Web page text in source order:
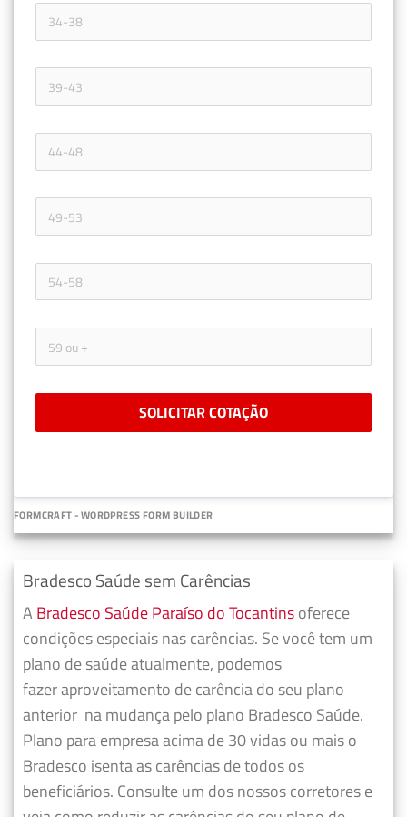
SOLICITAR COTAÇÃO
FORMCRAFT - WORDPRESS FORM BUILDER
Bradesco Saúde sem Carências
A Bradesco Saúde Paraíso do Tocantinsoferece
condições especiais nas carências. Se você tem um
plano de saúde atualmente, podemos
fazeraproveitamento de carência do seu plano
anterior na mudança pelo plano Bradesco Saúde.
Plano para empresa acima de 30 vidas ou mais o
Bradesco isenta as carências de todos os
beneficiários. Consulte um dos nossos corretores e